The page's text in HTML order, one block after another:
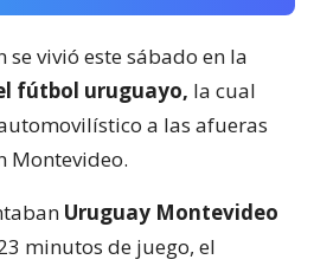
vivió este sábado en la
fútbol uruguayo, la cual
a las afueras
Montevideo.
Uruguay Montevideo
minutos de juego, el